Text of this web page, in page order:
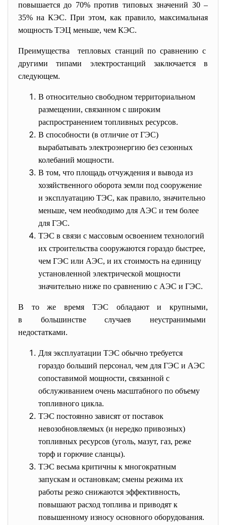
повышается до 70% против типовых значений 30 –
35% на КЭС. При этом, как правило, максимальная
мощность ТЭЦ меньше, чем КЭС.
Преимущества тепловых станций по сравнению с
другими типами электростанций заключается в
следующем.
В относительно свободном территориальном
размещении, связанном с широким
распространением топливных ресурсов.
В способности (в отличие от ГЭС)
вырабатывать электроэнергию без сезонных
колебаний мощности.
В том, что площадь отчуждения и вывода из
хозяйственного оборота земли под сооружение
и эксплуатацию ТЭС, как правило, значительно
меньше, чем необходимо для АЭС и тем более
для ГЭС.
ТЭС в связи с массовым освоением технологий
их строительства сооружаются гораздо быстрее,
чем ГЭС или АЭС, и их стоимость на единицу
установленной электрической мощности
значительно ниже по сравнению с АЭС и ГЭС.
В то же время ТЭС обладают и крупными,
в большинстве случаев неустранимыми
недостатками.
Для эксплуатации ТЭС обычно требуется
гораздо больший персонал, чем для ГЭС и АЭС
сопоставимой мощности, связанной с
обслуживанием очень масштабного по объему
топливного цикла.
ТЭС постоянно зависят от поставок
невозобновляемых (и нередко привозных)
топливных ресурсов (уголь, мазут, газ, реже
торф и горючие сланцы).
ТЭС весьма критичны к многократным
запускам и остановкам; смены режима их
работы резко снижаются эффективность,
повышают расход топлива и приводят к
повышенному износу основного оборудования.